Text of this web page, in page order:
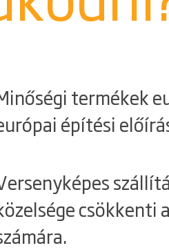
termékek
építési
csökkenti